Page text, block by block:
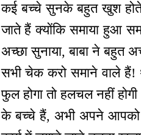
कई बच्चे सुनके बहुत खुश होते
जाते हैं क्योंकि समाया हुआ
अच्छा सुनाया, बाबा ने बहुत
सभी चेक करो समाने वाले हैं!
फुल होगा तो हलचल नहीं
के बच्चे हैं, अभी अपने आपको